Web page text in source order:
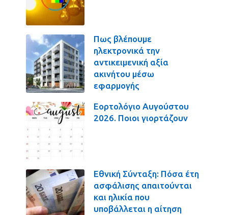
Πως βλέπουμε
ηλεκτρονικά την
αντικειμενική αξία
ακινήτου μέσω
εφαρμογής
Εορτολόγιο Αυγούστου
2026. Ποιοι γιορτάζουν
Εθνική Σύνταξη: Πόσα έτη
ασφάλισης απαιτούνται
και ηλικία που
υποβάλλεται η αίτηση